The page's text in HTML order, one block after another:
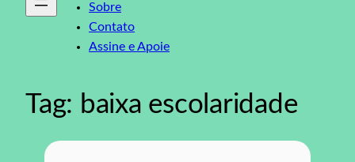
Sobre
Contato
Assine e Apoie
Tag: baixa escolaridade